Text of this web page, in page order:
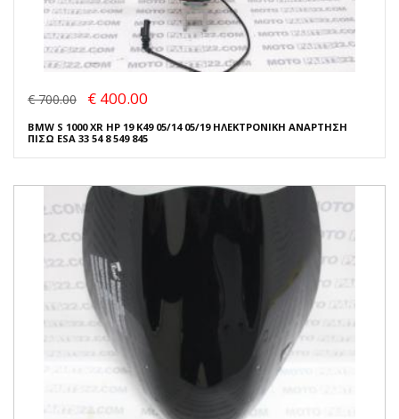
€ 700.00 € 400.00
BMW S 1000 XR HP 19 K49 05/14 05/19 ΗΛΕΚΤΡΟΝΙΚΗ ΑΝΑΡΤΗΣΗ
ΠΙΣΩ ESA 33 54 8 549 845